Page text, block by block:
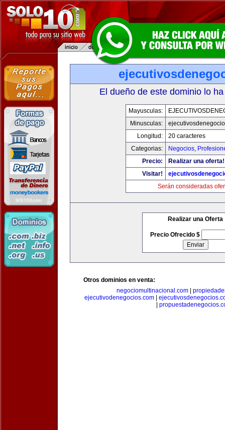
El dueño de este dominio lo
Mayusculas:
Minusculas:
Longitud:
20 caracteres
Categorias:
Negocios,
Precio:
Realizar una oferta!
Visitar!
Serán consideradas
Realizar una Oferta
Precio Ofrecido $
Otros dominios en venta:
negociomultinacional.com
ejecutivodenegocios.com|